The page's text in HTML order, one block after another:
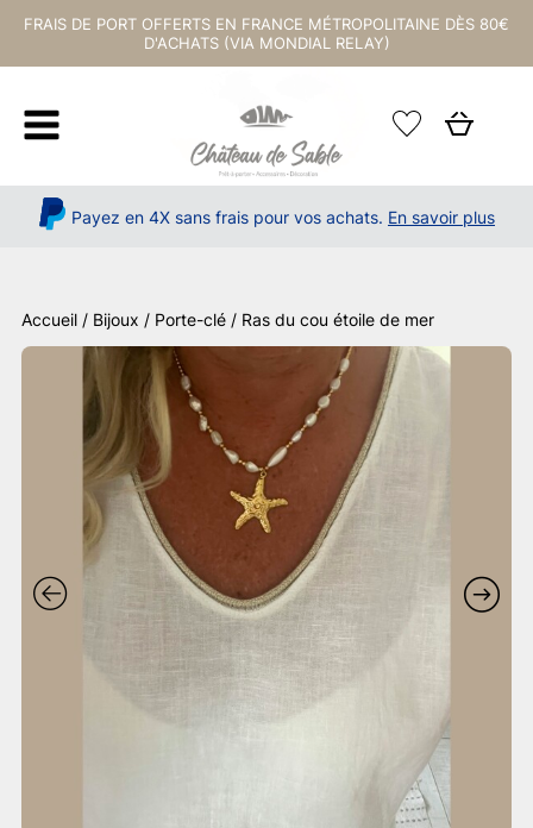
FRAIS DE PORT OFFERTS EN FRANCE MÉTROPOLITAINE DÈS 80€
D'ACHATS (VIA MONDIAL RELAY)
Payez en 4X sans frais pour vos achats. En savoir plus
Accueil / Bijoux / Porte-clé / Ras du cou étoile de mer